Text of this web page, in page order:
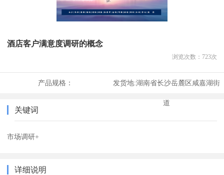
酒店客户满意度调研的概念
浏览次数： 723次
产品规格： 发货地:湖南省长沙岳麓区咸嘉湖街
道
关键词
市场调研+
详细说明